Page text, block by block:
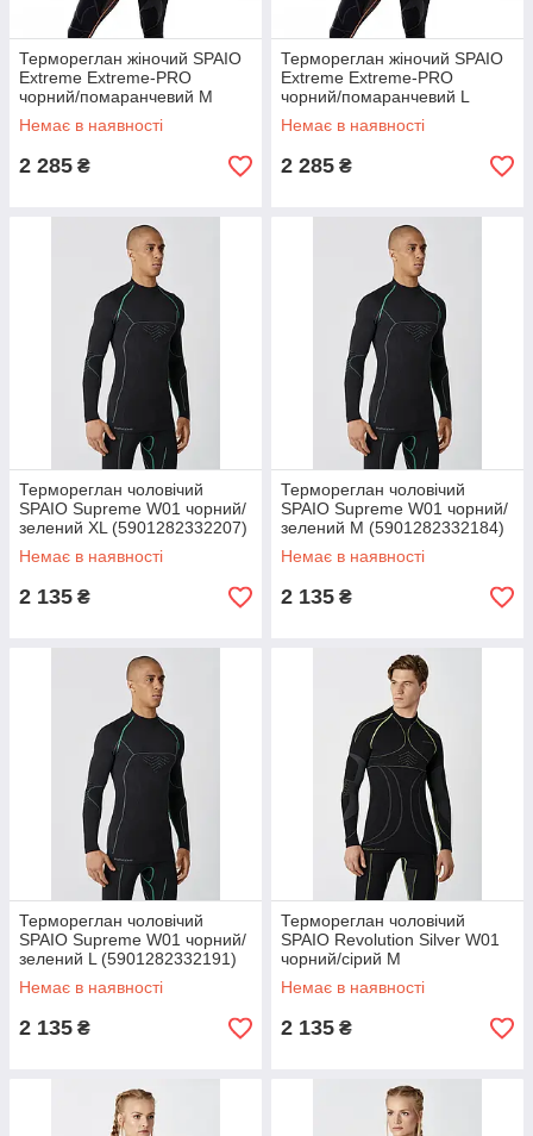
Термореглан жіночий SPAIO
Extreme Extreme-PRO
чорний/помаранчевий M
(5901282478523)
Немає в наявності
2 285 ₴
Термореглан жіночий SPAIO
Extreme Extreme-PRO
чорний/помаранчевий L
(5901282478516)
Немає в наявності
2 285 ₴
Термореглан чоловічий
SPAIO Supreme W01 чорний/
зелений XL (5901282332207)
Немає в наявності
2 135 ₴
Термореглан чоловічий
SPAIO Supreme W01 чорний/
зелений M (5901282332184)
Немає в наявності
2 135 ₴
Термореглан чоловічий
SPAIO Supreme W01 чорний/
зелений L (5901282332191)
Немає в наявності
2 135 ₴
Термореглан чоловічий
SPAIO Revolution Silver W01
чорний/сірий M
(5901282286043)
Немає в наявності
2 135 ₴